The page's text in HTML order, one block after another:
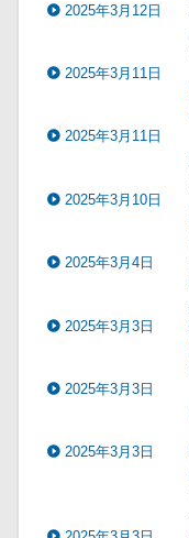
2025年3月12日
2025年3月11日
2025年3月11日
2025年3月10日
2025年3月4日
2025年3月3日
2025年3月3日
2025年3月3日